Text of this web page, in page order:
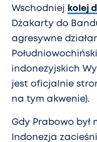
Wschodniej
kolej
Dżakarty do
agresywne
indonezyjskich
jest oficjalnie
na tym akwenie).
Gdy Prabowo był
Indonezja